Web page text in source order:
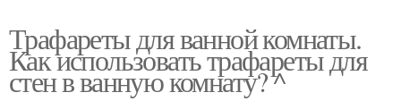
Трафареты для ванной комнаты.
Как использовать трафареты для
стен в ванную комнату? ^